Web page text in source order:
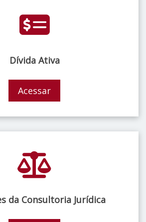
Dívida Ativa
Acessar
da Consultoria Jurídica